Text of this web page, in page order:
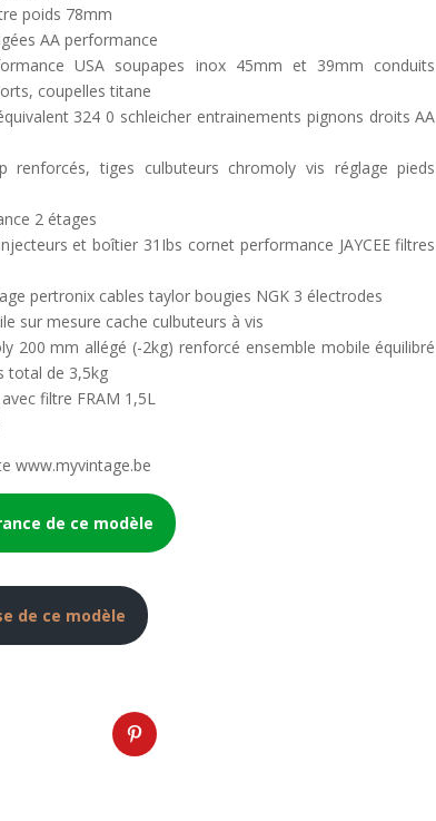
poids 78mm
AA performance
USA soupapes inox 45mm et 39mm conduits
coupelles titane
324 0 schleicher entrainements pignons droits AA
renforcés, tiges culbuteurs chromoly vis réglage pieds
2 étages
et boîtier 31Ibs cornet performance JAYCEE filtres
pertronix cables taylor bougies NGK 3 électrodes
sur mesure cache culbuteurs à vis
200 mm allégé (-2kg) renforcé ensemble mobile équilibré
total de 3,5kg
filtre FRAM 1,5L
www.myvintage.be
de ce modèle
de ce modèle